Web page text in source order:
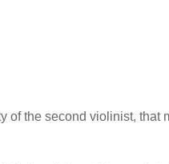
of the second violinist, that